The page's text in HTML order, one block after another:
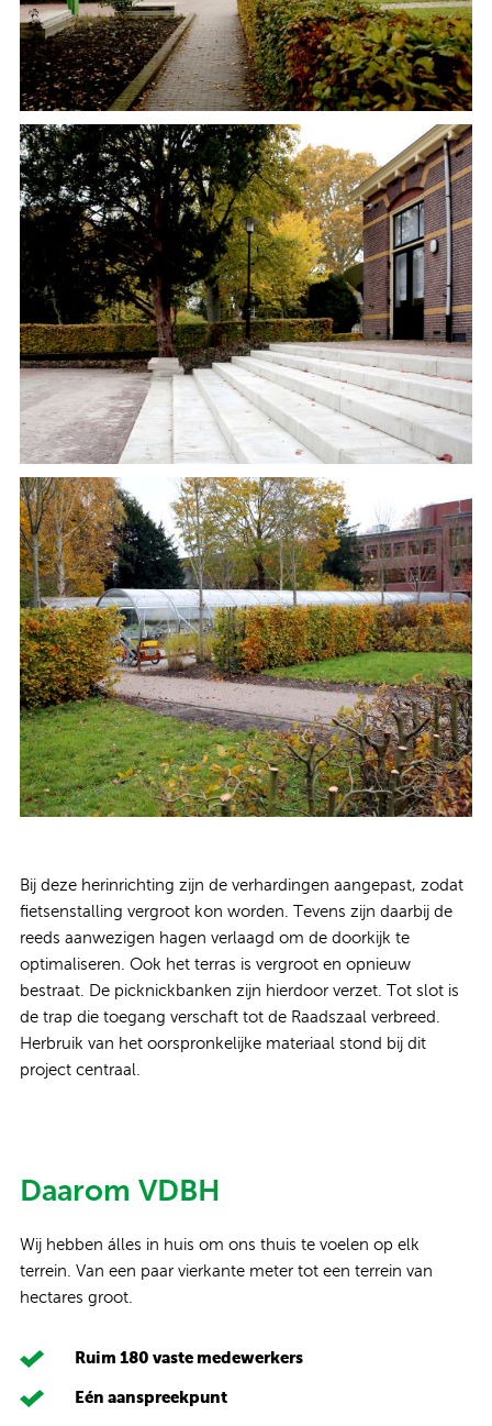
Bij deze herinrichting zijn de verhardingen aangepast, zodat
fietsenstalling vergroot kon worden. Tevens zijn daarbij de
reeds aanwezigen hagen verlaagd om de doorkijk te
optimaliseren. Ook het terras is vergroot en opnieuw
bestraat. De picknickbanken zijn hierdoor verzet. Tot slot is
de trap die toegang verschaft tot de Raadszaal verbreed.
Herbruik van het oorspronkelijke materiaal stond bij dit
project centraal.
Daarom VDBH
Wij hebben álles in huis om ons thuis te voelen op elk
terrein. Van een paar vierkante meter tot een terrein van
hectares groot.
Ruim 180 vaste medewerkers
Eén aanspreekpunt